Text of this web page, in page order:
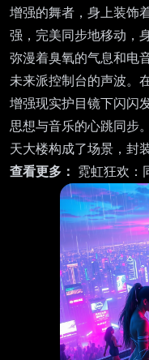
增强的舞者，身上装饰
强，完美同步地移动，
弥漫着臭氧的气息和电
未来派控制台的声波。
增强现实护目镜下闪闪
思想与音乐的心跳同步
天大楼构成了场景，封
查看更多：
霓虹狂欢：